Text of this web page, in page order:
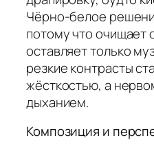
Чёрно-белое
потому что очищает
оставляет только
резкие контрасты
жёсткостью, а
дыханием.
Композиция и